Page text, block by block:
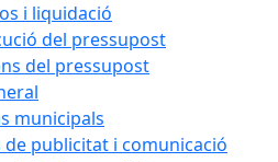
i liquidació
del pressupost
del pressupost
municipals
de publicitat i comunicació